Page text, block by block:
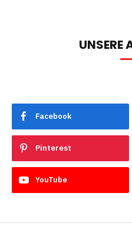
UNSERE
Facebook
Pinterest
YouTube